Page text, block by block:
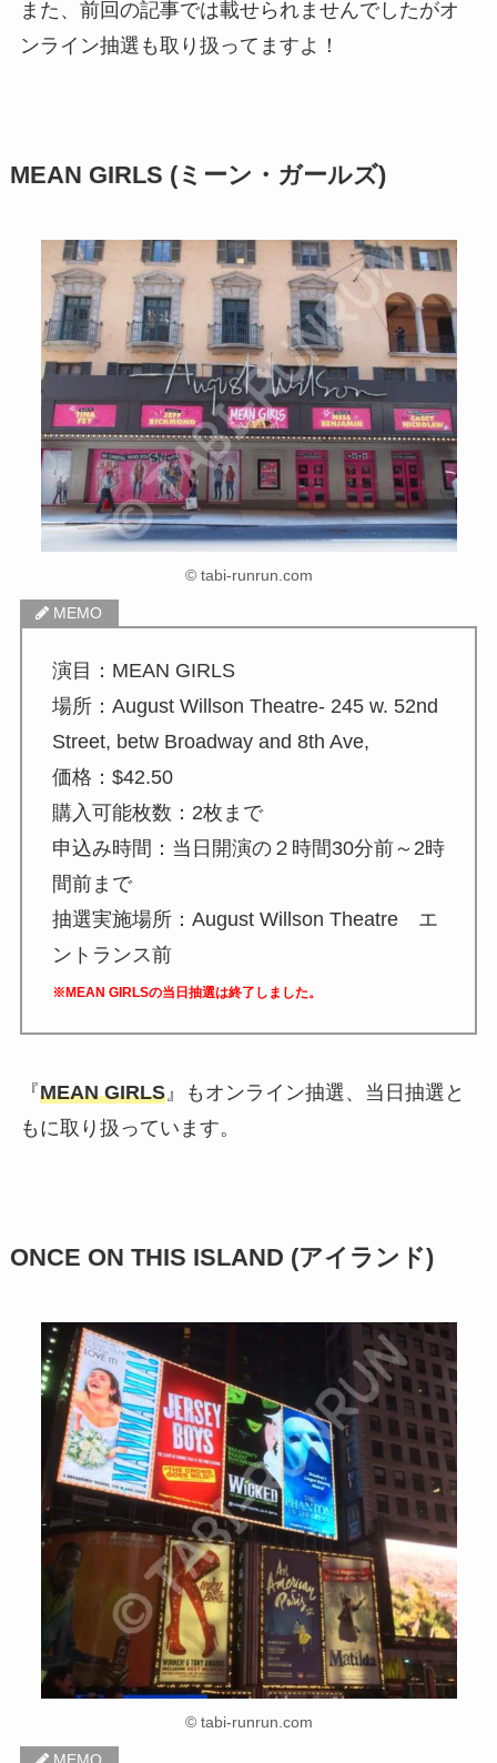
また、前回の記事では載せられませんでしたがオ
ンライン抽選も取り扱ってますよ！
MEAN GIRLS (ミーン・ガールズ)
© tabi-runrun.com
演目：MEAN GIRLS
場所：August Willson Theatre- 245 w. 52nd
Street, betw Broadway and 8th Ave,
価格：$42.50
購入可能枚数：2枚まで
申込み時間：当日開演の２時間30分前～2時
間前まで
抽選実施場所：August Willson Theatre エ
ントランス前
※MEAN GIRLSの当日抽選は終了しました。
『MEAN GIRLS』もオンライン抽選、当日抽選と
もに取り扱っています。
ONCE ON THIS ISLAND (アイランド)
© tabi-runrun.com